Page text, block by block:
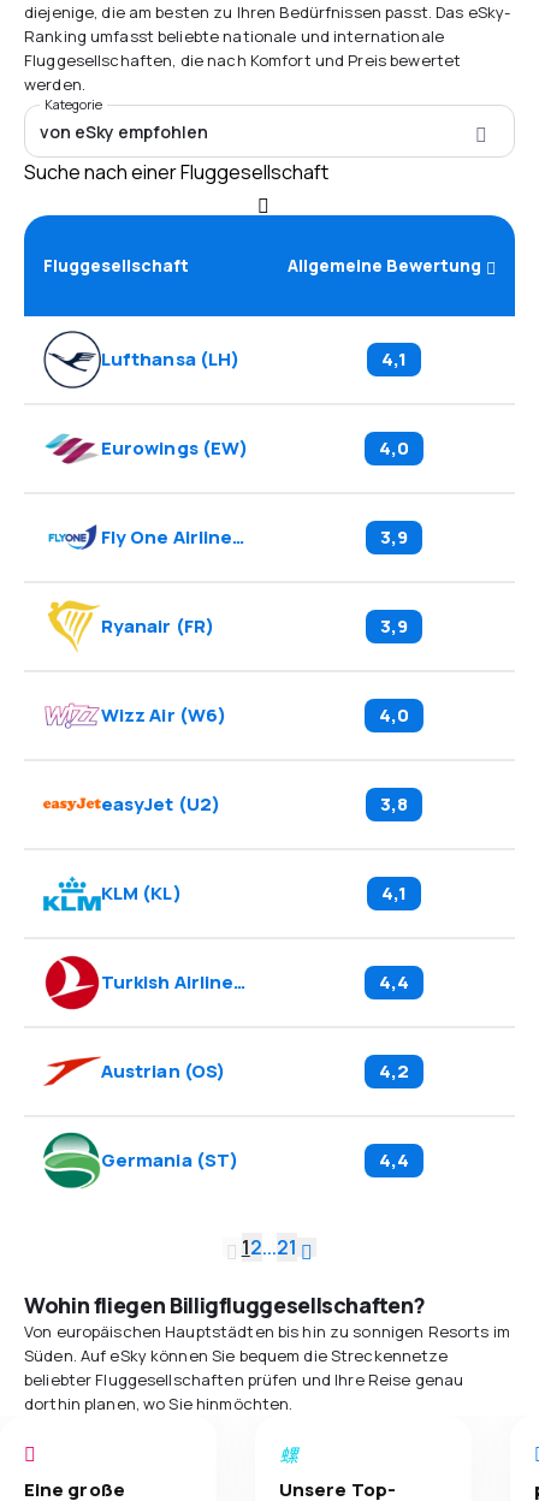
diejenige, die am besten zu Ihren Bedürfnissen passt. Das eSky-
Ranking umfasst beliebte nationale und internationale
Fluggesellschaften, die nach Komfort und Preis bewertet
werden.
Kategorie
von eSky empfohlen
Suche nach einer Fluggesellschaft
Fluggesellschaft Allgemeine Bewertung
Lufthansa(LH) 4,1
Eurowings(EW) 4,0
Fly One Airlines( 3,9
Ryanair (FR) 3,9
Wizz Air (W6) 4,0
easyJet (U2) 3,8
KLM (KL) 4,1
Turkish Airlines( 4,4
Austrian (OS) 4,2
Germania(ST) 4,4
12...21
Wohin fliegen Billigfluggesellschaften?
Von europäischen Hauptstädten bis hin zu sonnigen Resorts im
Süden. Auf eSky können Sie bequem die Streckennetze
beliebter Fluggesellschaften prüfen und Ihre Reise genau
dorthin planen, wo Sie hinmöchten.
Eine große Unsere Top-